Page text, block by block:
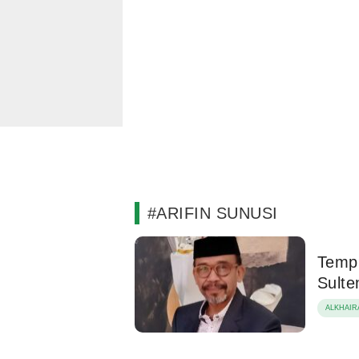
#ARIFIN SUNUSI